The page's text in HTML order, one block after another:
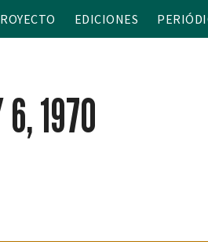
EDICIONES
6, 1970